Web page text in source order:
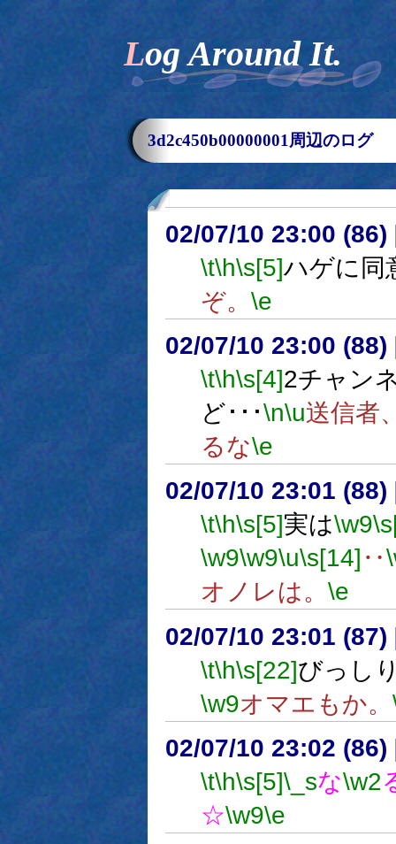
Log Around It.
3d2c450b00000001周辺のログ
02/07/10 23:00 (86)
\t\h\s[5]ハゲに同
ぞ。 \e
02/07/10 23:00 (88)
\t\h\s[4]2チャン
ど･･･\n\u送信者
るな\e
02/07/10 23:01 (88)
\t\h\s[5]実は\w9
\w9\w9\u\s[14] ‥
オノレは。 \e
02/07/10 23:01 (87)
\t\h\s[22]びっし
\w9オマエもか。
02/07/10 23:02 (86)
\t\h\s[5]\_sな\w2
☆\w9\e